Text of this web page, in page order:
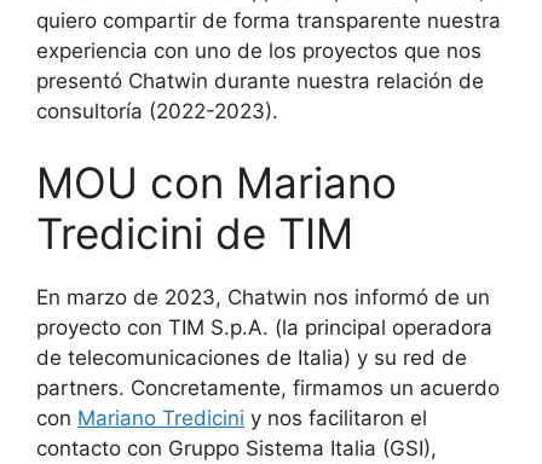
quiero compartir de forma transparente nuestra
experiencia con uno de los proyectos que nos
presentó Chatwin durante nuestra relación de
consultoría (2022-2023).
MOU con Mariano
Tredicini de TIM
En marzo de 2023, Chatwin nos informó de un
proyecto con TIM S.p.A. (la principal operadora
de telecomunicaciones de Italia) y su red de
partners. Concretamente, firmamos un acuerdo
con Mariano Tredicini y nos facilitaron el
contacto con Gruppo Sistema Italia (GSI),